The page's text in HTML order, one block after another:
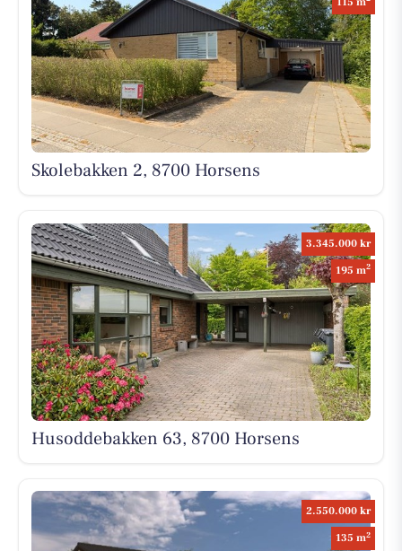
Skolebakken 2, 8700 Horsens
3.345.000 kr
195 m2
Husoddebakken 63, 8700 Horsens
2.550.000 kr
135 m2